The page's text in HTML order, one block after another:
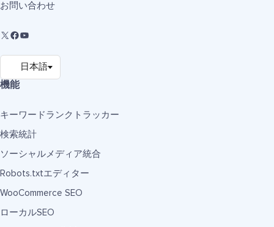
お問い合わせ
機能
キーワードランクトラッカー
検索統計
ソーシャルメディア統合
Robots.txtエディター
WooCommerce SEO
ローカルSEO